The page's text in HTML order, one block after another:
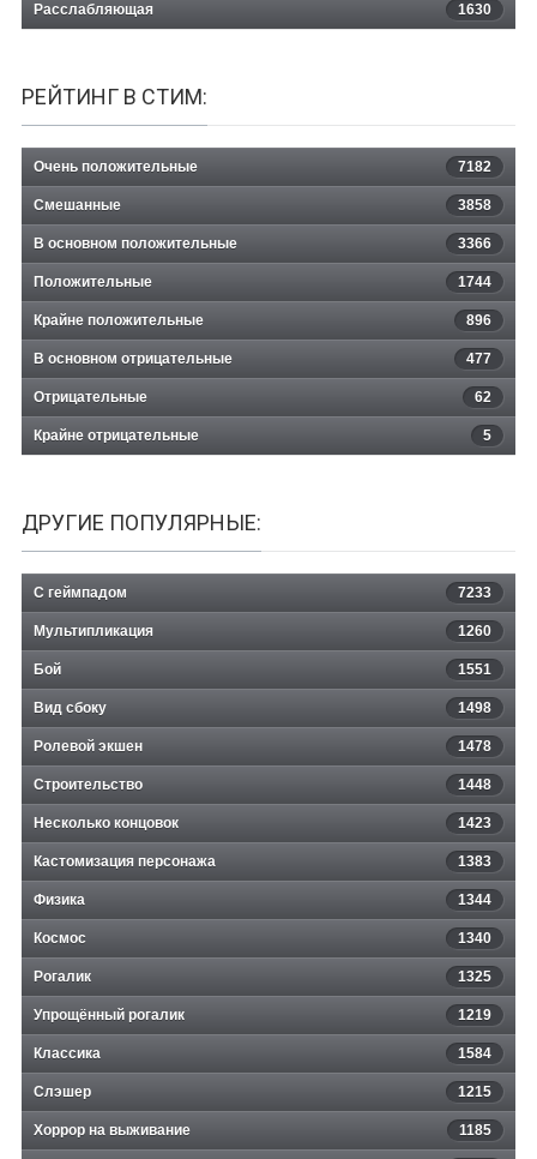
Расслабляющая 1630
РЕЙТИНГ В СТИМ:
Очень положительные 7182
Смешанные 3858
В основном положительные 3366
Положительные 1744
Крайне положительные 896
В основном отрицательные 477
Отрицательные 62
Крайне отрицательные 5
ДРУГИЕ ПОПУЛЯРНЫЕ:
С геймпадом 7233
Мультипликация 1260
Бой 1551
Вид сбоку 1498
Ролевой экшен 1478
Строительство 1448
Несколько концовок 1423
Кастомизация персонажа 1383
Физика 1344
Космос 1340
Рогалик 1325
Упрощённый рогалик 1219
Классика 1584
Слэшер 1215
Хоррор на выживание 1185